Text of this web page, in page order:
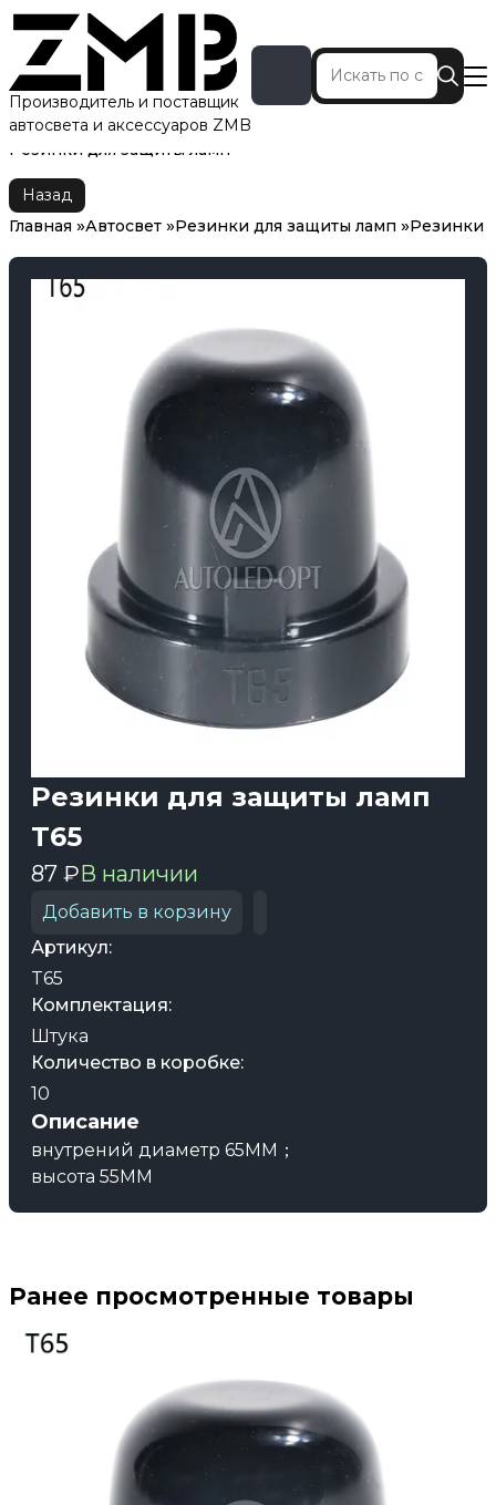
Производитель и поставщик
автосвета и аксессуаров ZMB
Главная Автосвет
Резинки для защиты ламп
Резинки для защиты ламп
Назад
Главная
Автосвет Резинки для защиты ламп Резинки
Резинки для защиты ламп
T65
87 ₽В наличии
Добавить в корзину
Артикул:
T65
Комплектация:
Штука
Количество в коробке:
10
Описание
внутрений диаметр 65MM；
высота 55MM
Ранее просмотренные товары